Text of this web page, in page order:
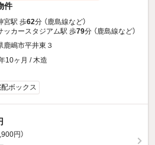
件
宮駅 歩62分 （鹿島線など）
ッカースタジアム駅 歩79分 （鹿島線など）
鹿嶋市平井東３
10ヶ月 / 木造
ボックス
円）